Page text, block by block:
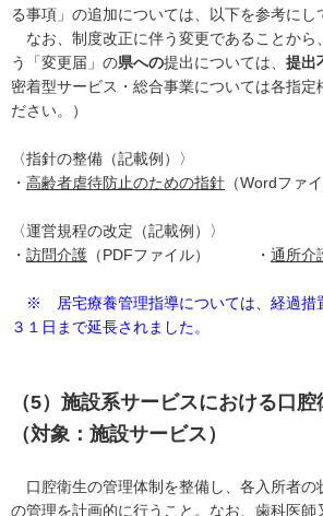
る事項」の追加については、以下を参考にし
なお、制度改正に伴う変更であることから
う「変更届」の県への提出については、 提出
密着型サービス・総合事業については各指定
ださい。）
〈指針の整備（記載例）〉
・ 高齢者虐待防止のための指針 （Wordファイ
〈運営規程の改定（記載例）〉
・ 訪問介護 （PDFファイル） ・ 通所介
※ 居宅療養管理指導については、経過措
３１日まで延長されました。
（5）施設系サービスにおける口
（対象：施設サービス）
口腔衛生の管理体制を整備し、各入所者の
の管理を計画的に行うこと。なお、歯科医師